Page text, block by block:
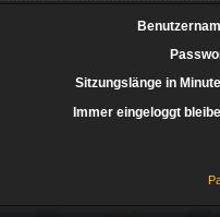
Sitzungslänge in
Immer eingeloggt